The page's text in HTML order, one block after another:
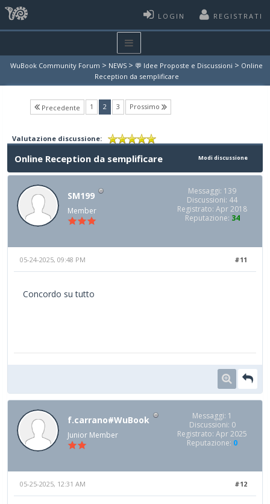
LOGIN REGISTRATI
WuBook Community Forum > NEWS > 💬 Idee Proposte e Discussioni > Online
Reception da semplificare
Precedente 1 2(current)
3 Prossimo
Valutazione discussione:
Modi discussione
Online Reception da semplificare
SM199
Member
Messaggi: 139
Discussioni: 44
Registrato: Apr 2018
Reputazione: 34
#11
05-24-2025, 09:48 PM
Concordo su tutto
f.carrano#WuBook
Junior Member
Messaggi: 1
Discussioni: 0
Registrato: Apr 2025
Reputazione: 0
#12
05-25-2025, 12:31 AM